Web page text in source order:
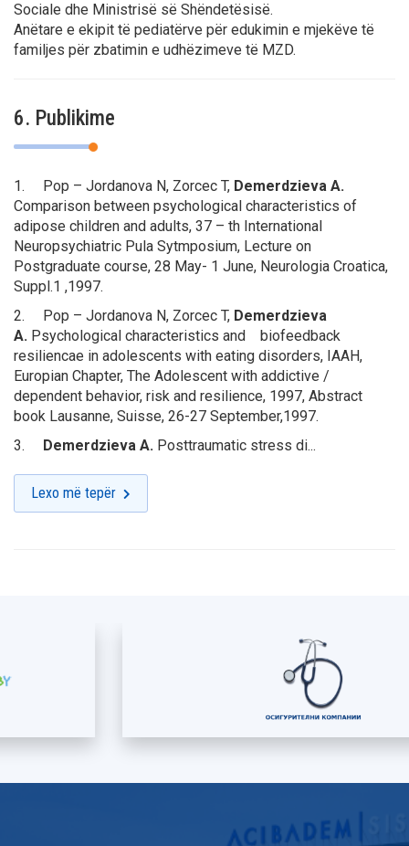
Sociale dhe Ministrisë së Shëndetësisë.
Anëtare e ekipit të pediatërve për edukimin e mjekëve të
familjes për zbatimin e udhëzimeve të MZD.
6. Publikime
1. Pop – Jordanova N, Zorcec T, Demerdzieva A.
Comparison between psychological characteristics of
adipose children and adults, 37 – th International
Neuropsychiatric Pula Sytmposium, Lecture on
Postgraduate course, 28 May- 1 June, Neurologia Croatica,
Suppl.1 ,1997.
2. Pop – Jordanova N, Zorcec T, Demerdzieva
A. Psychological characteristics and biofeedback
resiliencae in adolescents with eating disorders, IAAH,
Europian Chapter, The Adolescent with addictive /
dependent behavior, risk and resilience, 1997, Abstract
book Lausanne, Suisse, 26-27 September,1997.
3.
Demerdzieva A. Posttraumatic stress di...
Lexo më tepër